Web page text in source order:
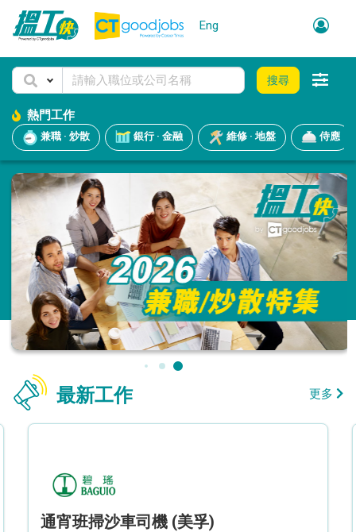
Eng
搜尋
熱門工作
兼職 · 炒散 銀行 · 金融 維修 · 地盤 侍應
最新工作 更多
通宵班掃沙車司機 (美孚)